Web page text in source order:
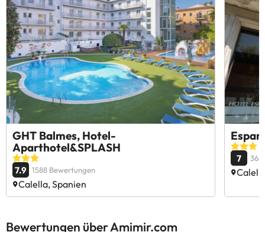
GHT Balmes, Hotel-
Aparthotel&SPLASH
7.9 1588 Bewertungen
Calella, Spanien
7
Bewertungen über Amimir.com